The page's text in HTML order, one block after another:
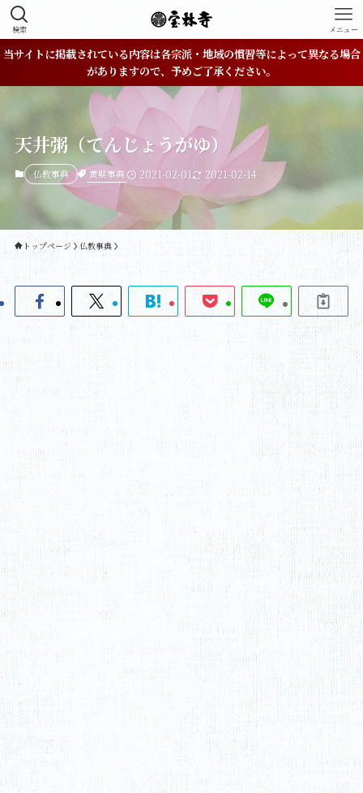
検索 メニュー
当サイトに掲載されている内容は各宗派・地域の慣習等によって異なる場合
がありますので、予めご了承ください。
天井粥（てんじょうがゆ）
仏教事典 黄檗事典 2021-02-01 2021-02-14
トップページ 仏教事典